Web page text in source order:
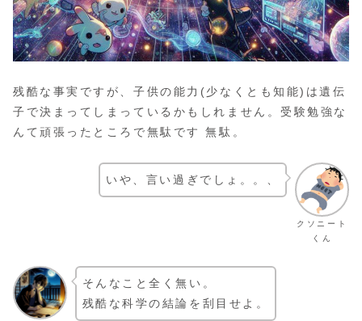
残酷な事実ですが、子供の能力(少なくとも知能)は遺伝
子で決まってしまっているかもしれません。受験勉強な
んて頑張ったところで無駄です 無駄。
クソニート
くん
いや、言い過ぎでしょ。。、
そんなこと全く無い。
残酷な科学の結論を刮目せよ。